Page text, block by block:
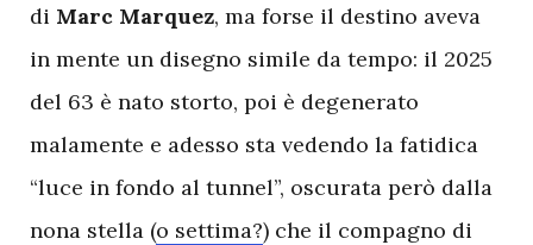
di Marc Marquez, ma forse il destino aveva
in mente un disegno simile da tempo: il 2025
del 63 è nato storto, poi è degenerato
malamente e adesso sta vedendo la fatidica
“luce in fondo al tunnel”, oscurata però dalla
nona stella (o settima?) che il compagno di